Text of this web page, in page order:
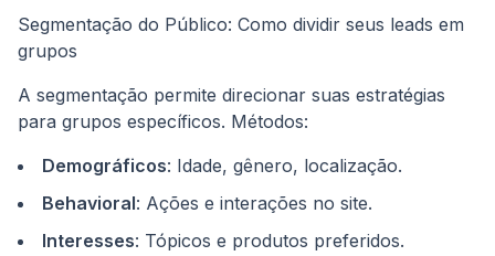
Segmentação do Público: Como dividir seus leads em
grupos
A segmentação permite direcionar suas estratégias
para grupos específicos. Métodos:
Demográficos: Idade, gênero, localização.
Behavioral: Ações e interações no site.
Interesses: Tópicos e produtos preferidos.